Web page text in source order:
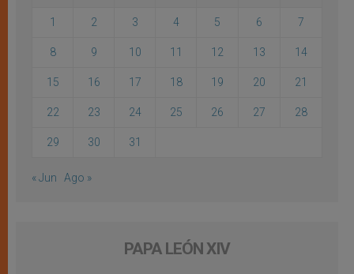
1 2 3 4 5 6 7
8 9 10 11 12 13 14
15 16 17 18 19 20 21
22 23 24 25 26 27 28
29 30 31
« Jun Ago »
PAPA LEÓN XIV